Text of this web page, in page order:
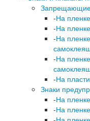
Запрещающие
-На
-На
-На
-На
-На
Знаки
-На
-На